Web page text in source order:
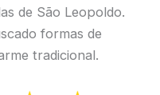
de São Leopoldo.
formas de
tradicional.